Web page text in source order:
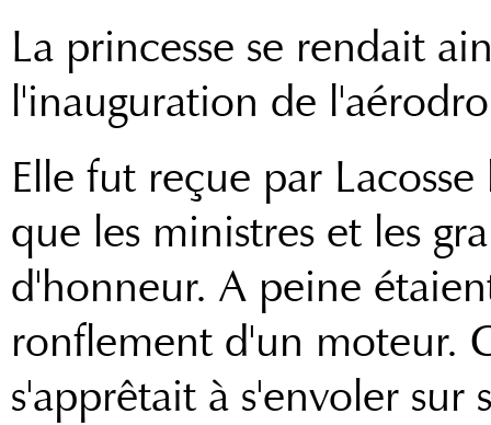
La princesse se rendait
l'inauguration de
Elle fut reçue par
que les ministres et les
d'honneur. A peine
ronflement d'un moteur.
s'apprêtait à s'envoler sur